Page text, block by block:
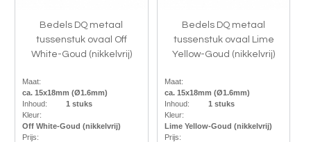
Bedels DQ metaal
tussenstuk ovaal Off
White-Goud (nikkelvrij)
Maat:
ca. 15x18mm (Ø1.6mm)
Inhoud:
1 stuks
Kleur:
Off White-Goud (nikkelvrij)
Prijs:
Bedels DQ metaal
tussenstuk ovaal Lime
Yellow-Goud (nikkelvrij)
Maat:
ca. 15x18mm (Ø1.6mm)
Inhoud:
1 stuks
Kleur:
Lime Yellow-Goud (nikkelvrij)
Prijs: